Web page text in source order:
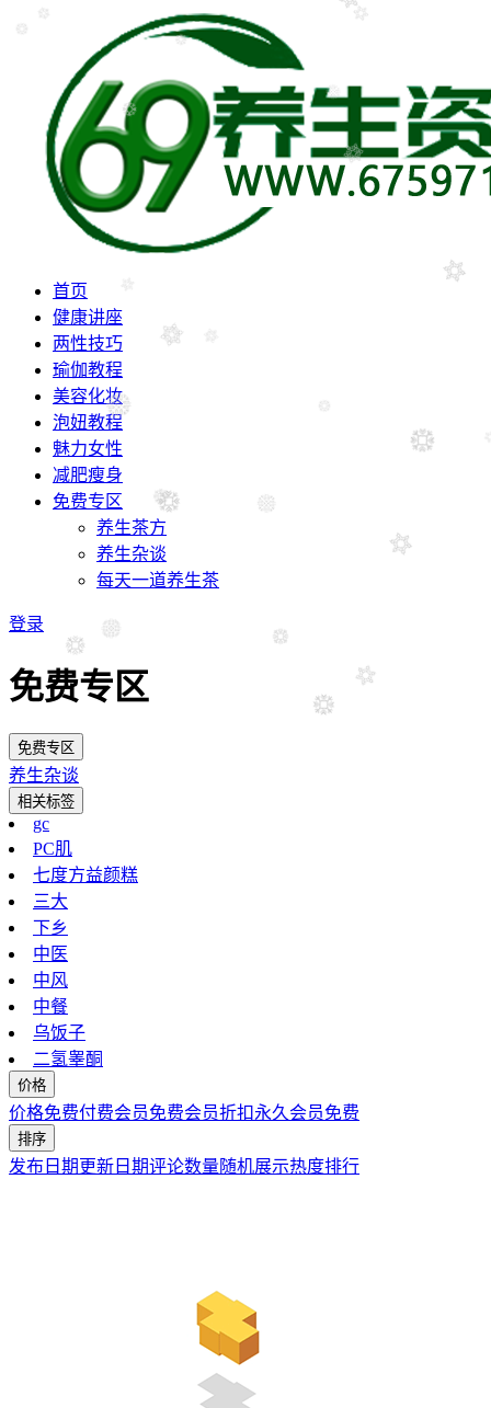
首页
健康讲座
两性技巧
瑜伽教程
美容化妆
泡妞教程
魅力女性
减肥瘦身
免费专区
养生茶方
养生杂谈
每天一道养生茶
登录
免费专区
免费专区
养生杂谈
相关标签
gc
PC肌
七度方益颜糕
三大
下乡
中医
中风
中餐
乌饭子
二氢睾酮
价格
价格免费付费会员免费会员折扣永久会员免费
排序
发布日期 更新日期评论数量随机展示热度排行